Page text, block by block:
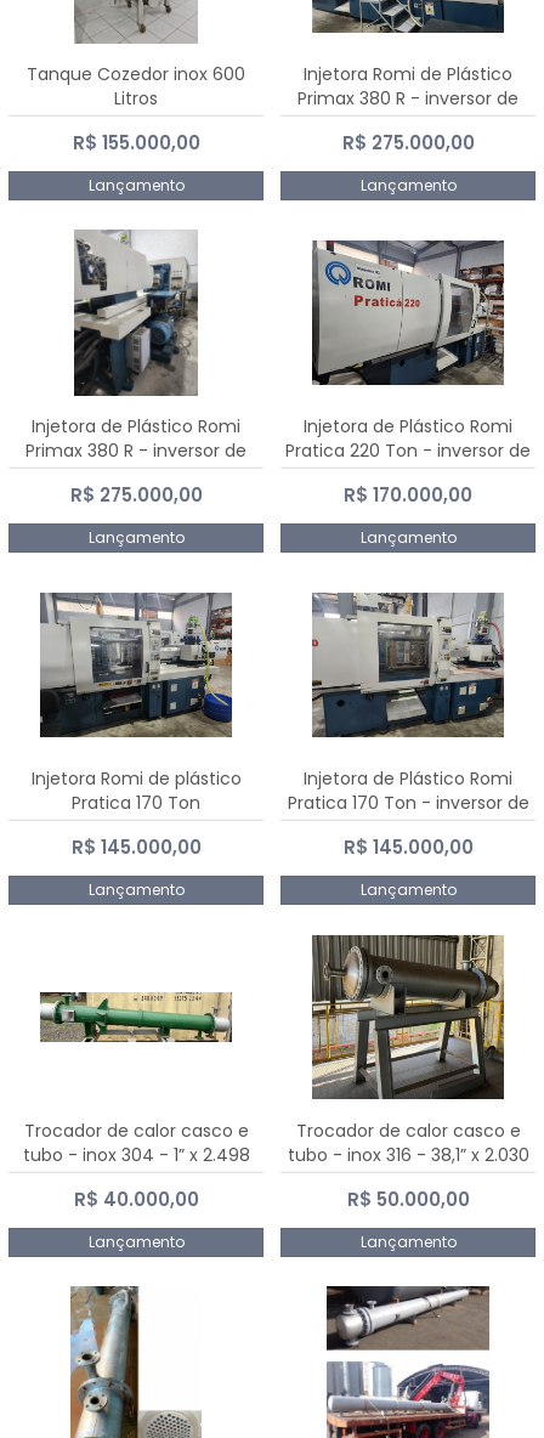
Tanque Cozedor inox 600
Litros
R$ 155.000,00
Lançamento
Injetora Romi de Plástico
Primax 380 R - inversor de
frequência NR 12 - 2008
R$ 275.000,00
Lançamento
Injetora de Plástico Romi
Primax 380 R - inversor de
frequência NR 12
R$ 275.000,00
Lançamento
Injetora de Plástico Romi
Pratica 220 Ton - inversor de
frequência NR 12
R$ 170.000,00
Lançamento
Injetora Romi de plástico
Pratica 170 Ton
R$ 145.000,00
Lançamento
Injetora de Plástico Romi
Pratica 170 Ton - inversor de
frequência NR 12
R$ 145.000,00
Lançamento
Trocador de calor casco e
tubo - inox 304 - 1” x 2.498
mm
R$ 40.000,00
Lançamento
Trocador de calor casco e
tubo - inox 316 - 38,1” x 2.030
mm
R$ 50.000,00
Lançamento